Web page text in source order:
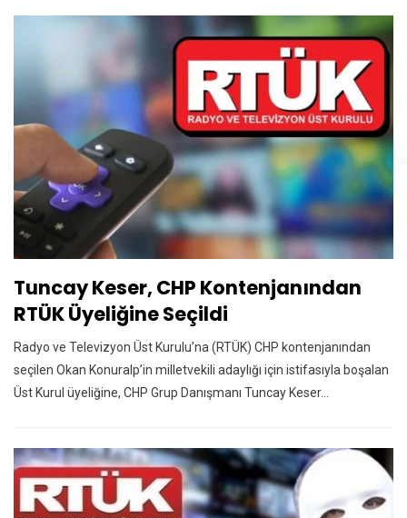
Tuncay Keser, CHP Kontenjanından
RTÜK Üyeliğine Seçildi
Radyo ve Televizyon Üst Kurulu’na (RTÜK) CHP kontenjanından
seçilen Okan Konuralp’in milletvekili adaylığı için istifasıyla boşalan
Üst Kurul üyeliğine, CHP Grup Danışmanı Tuncay Keser…